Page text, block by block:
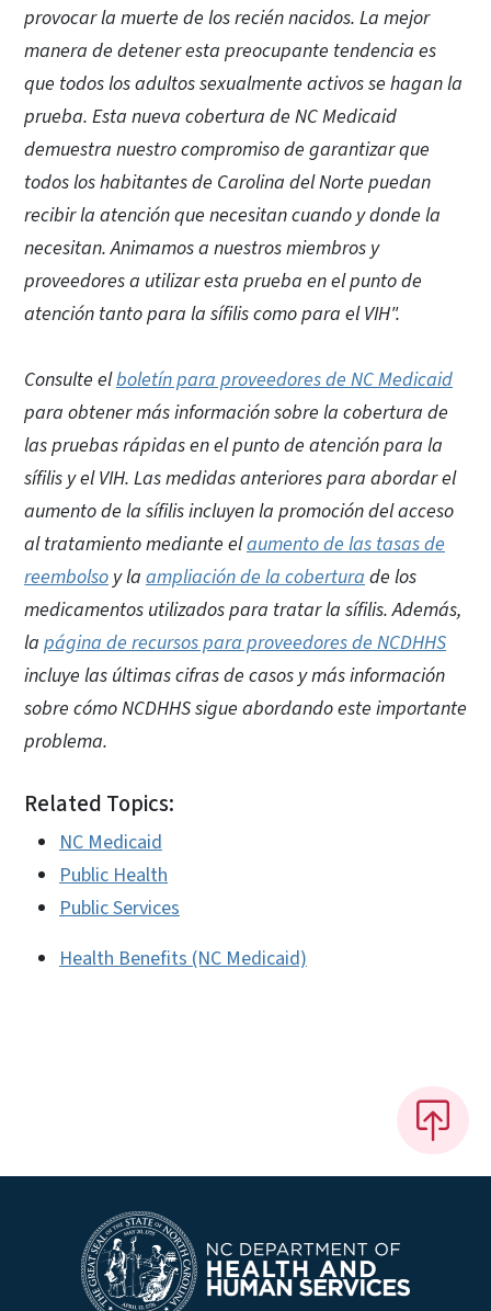
provocar la muerte de los recién nacidos. La mejor
manera de detener esta preocupante tendencia es
que todos los adultos sexualmente activos se hagan la
prueba. Esta nueva cobertura de NC Medicaid
demuestra nuestro compromiso de garantizar que
todos los habitantes de Carolina del Norte puedan
recibir la atención que necesitan cuando y donde la
necesitan. Animamos a nuestros miembros y
proveedores a utilizar esta prueba en el punto de
atención tanto para la sífilis como para el VIH".
Consulte elboletín para proveedores de NC Medicaid
para obtener más información sobre la cobertura de
las pruebas rápidas en el punto de atención para la
sífilis y el VIH. Las medidas anteriores para abordar el
aumento de la sífilis incluyen la promoción del acceso
al tratamiento mediante elaumento de las tasas de
reembolso y la ampliación de la cobertura de los
medicamentos utilizados para tratar la sífilis. Además,
la página de recursos para proveedores de NCDHHS
incluye las últimas cifras de casos y más información
sobre cómo NCDHHS sigue abordando este importante
problema.
Related Topics:
NC Medicaid
Public Health
Public Services
Health Benefits (NC Medicaid)